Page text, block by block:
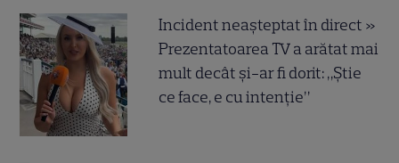
Incident neașteptat în direct »
Prezentatoarea TV a arătat mai
mult decât și-ar fi dorit: „Știe
ce face, e cu intenție”